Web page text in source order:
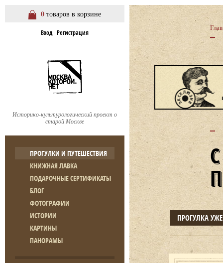
0 товаров в корзине
Вход Регистрация
Историко-культурологический проект о
старой Москве
ПРОГУЛКИ И ПУТЕШЕСТВИЯ
КНИЖНАЯ ЛАВКА
ПОДАРОЧНЫЕ СЕРТИФИКАТЫ
БЛОГ
ФОТОГРАФИИ
ИСТОРИИ
КАРТИНЫ
ПАНОРАМЫ
ПРОГУЛКА